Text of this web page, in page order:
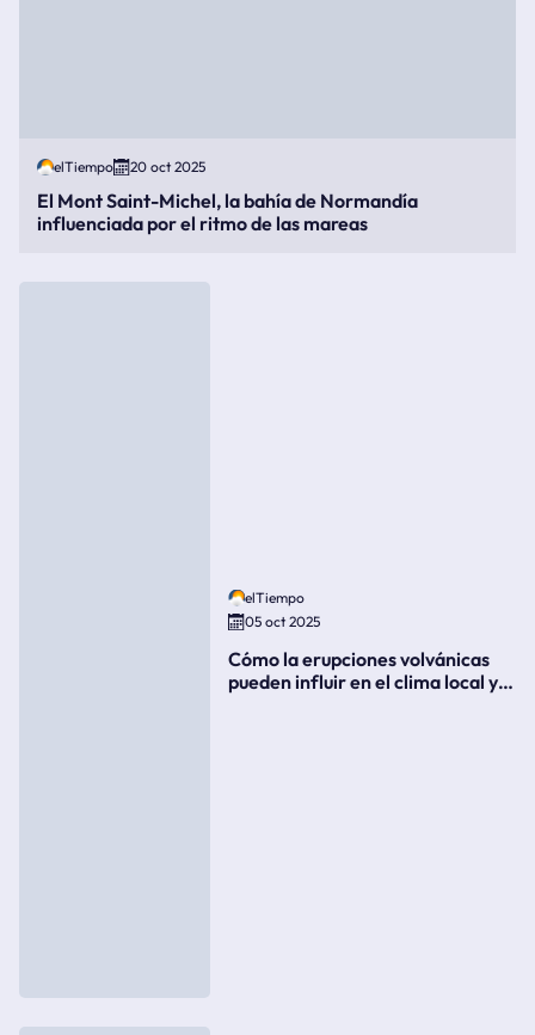
elTiempo 20 oct 2025
El Mont Saint-Michel, la bahía de Normandía
influenciada por el ritmo de las mareas
elTiempo
05 oct 2025
Cómo la erupciones volvánicas
pueden influir en el clima local y